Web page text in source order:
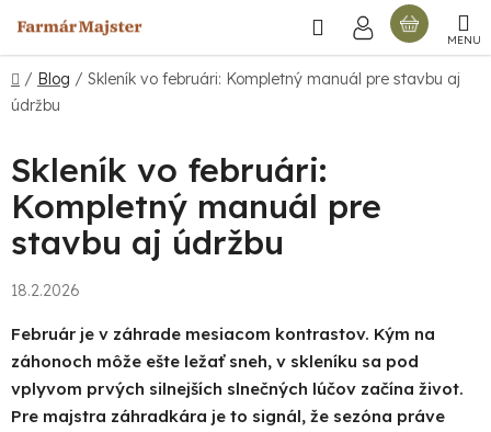
na
obsah
Hľadať
Domov
/ Blog / Skleník vo februári: Kompletný manuál pre stavbu aj
údržbu
Skleník vo februári:
Kompletný manuál pre
stavbu aj údržbu
18.2.2026
Február je v záhrade mesiacom kontrastov. Kým na
záhonoch môže ešte ležať sneh, v skleníku sa pod
vplyvom prvých silnejších slnečných lúčov začína život.
Pre majstra záhradkára je to signál, že sezóna práve